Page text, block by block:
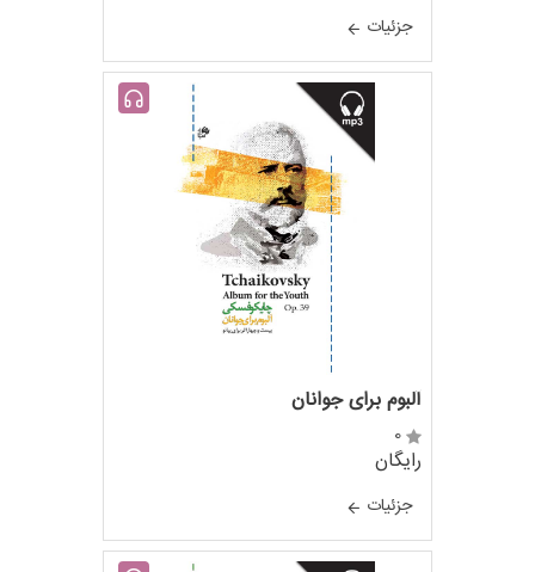
جزئيات
آلبوم برای جوانان
0
رایگان
جزئيات